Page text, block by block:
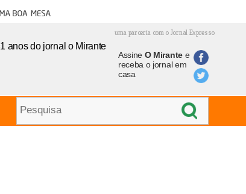
boa mesa
uma parceria com o Jornal Expresso
Assine O Mirantee
receba o jornal em
casa